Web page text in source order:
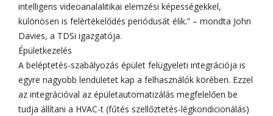
intelligens videoanalalitikai elemzési képességekkel,
különösen is felértékelődés periódusát élik.” – mondta John
Davies, a TDSi igazgatója.
Épületkezelés
A beléptetés-szabályozás épület felügyeleti integrációja is
egyre nagyobb lendületet kap a felhasználók körében. Ezzel
az integrációval az épületautomatizálás megfelelően be
tudja állítani a HVAC-t (fűtés szellőztetés-légkondicionálás)